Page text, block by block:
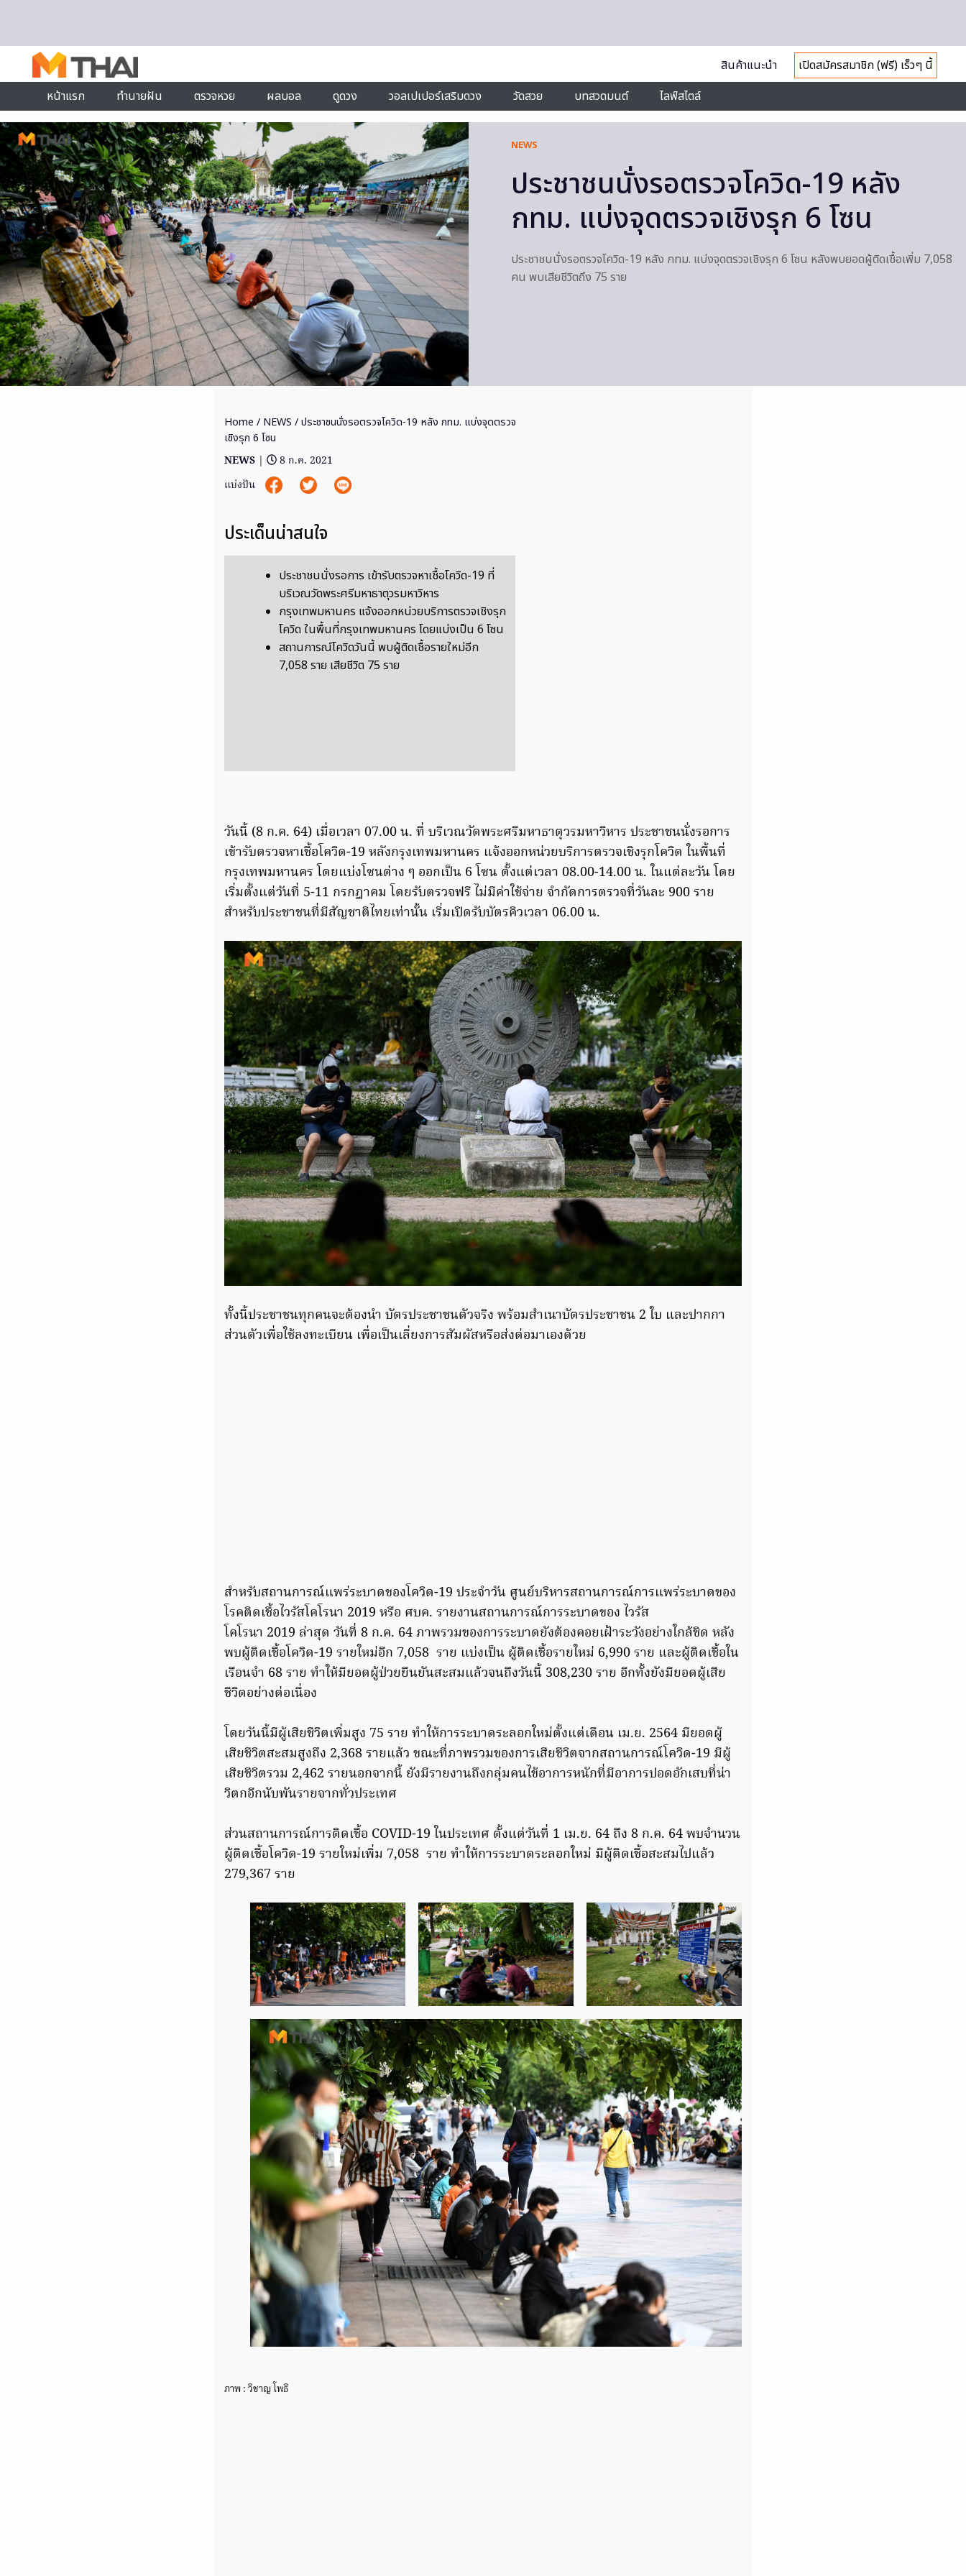
สินค้าแนะนำ
เปิดสมัครสมาชิก (ฟรี) เร็วๆ นี้
หน้าแรก
ทำนายฝัน ตรวจหวย ผลบอล ดูดวง วอลเปเปอร์เสริมดวง วัดสวย บทสวดมนต์ ไลฟ์สไตล์
NEWS
ประชาชนนั่งรอตรวจโควิด-19 หลัง
กทม. แบ่งจุดตรวจเชิงรุก 6 โซน
ประชาชนนั่งรอตรวจโควิด-19 หลัง กทม. แบ่งจุดตรวจเชิงรุก 6 โซน หลังพบยอดผู้ติดเชื้อเพิ่ม 7,058
คน พบเสียชีวิตถึง 75 ราย
Home / NEWS / ประชาชนนั่งรอตรวจโควิด-19 หลัง กทม. แบ่งจุดตรวจ
เชิงรุก 6 โซน
NEWS |
8 ก.ค. 2021
แบ่งปัน
ประเด็นน่าสนใจ
ประชาชนนั่งรอการ เข้ารับตรวจหาเชื้อโควิด-19 ที่
บริเวณวัดพระศรีมหาธาตุวรมหาวิหาร
กรุงเทพมหานคร แจ้งออกหน่วยบริการตรวจเชิงรุก
โควิด ในพื้นที่กรุงเทพมหานคร โดยแบ่งเป็น 6 โซน
สถานการณ์โควิดวันนี้ พบผู้ติดเชื้อรายใหม่อีก
7,058 ราย เสียชีวิต 75 ราย
วันนี้ (8 ก.ค. 64) เมื่อเวลา 07.00 น. ที่ บริเวณวัดพระศรีมหาธาตุวรมหาวิหาร ประชาชนนั่งรอการ
เข้ารับตรวจหาเชื้อโควิด-19 หลังกรุงเทพมหานคร แจ้งออกหน่วยบริการตรวจเชิงรุกโควิด ในพื้นที่
กรุงเทพมหานคร โดยแบ่งโซนต่าง ๆ ออกเป็น 6 โซน ตั้งแต่เวลา 08.00-14.00 น. ในแต่ละวัน โดย
เริ่มตั้งแต่วันที่ 5-11 กรกฎาคม โดยรับตรวจฟรี ไม่มีค่าใช้จ่าย จำกัดการตรวจที่วันละ 900 ราย
สำหรับประชาชนที่มีสัญชาติไทยเท่านั้น เริ่มเปิดรับบัตรคิวเวลา 06.00 น.
ทั้งนี้ประชาชนทุกคนจะต้องนำ บัตรประชาชนตัวจริง พร้อมสำเนาบัตรประชาชน 2 ใบ และปากกา
ส่วนตัวเพื่อใช้ลงทะเบียน เพื่อเป็นเลี่ยงการสัมผัสหรือส่งต่อมาเองด้วย
สำหรับสถานการณ์แพร่ระบาดของโควิด-19 ประจำวัน ศูนย์บริหารสถานการณ์การแพร่ระบาดของ
โรคติดเชื้อไวรัสโคโรนา 2019 หรือ ศบค. รายงานสถานการณ์การระบาดของ ไวรัส
โคโรนา 2019 ล่าสุด วันที่ 8 ก.ค. 64 ภาพรวมของการระบาดยังต้องคอยเฝ้าระวังอย่างใกล้ชิด หลัง
พบผู้ติดเชื้อโควิด-19 รายใหม่อีก 7,058 ราย แบ่งเป็น ผู้ติดเชื้อรายใหม่ 6,990 ราย และผู้ติดเชื้อใน
เรือนจำ 68 ราย ทำให้มียอดผู้ป่วยยืนยันสะสมแล้วจนถึงวันนี้ 308,230 ราย อีกทั้งยังมียอดผู้เสีย
ชีวิตอย่างต่อเนื่อง
โดยวันนี้มีผู้เสียชีวิตเพิ่มสูง 75 ราย ทำให้การระบาดระลอกใหม่ตั้งแต่เดือน เม.ย. 2564 มียอดผู้
เสียชีวิตสะสมสูงถึง 2,368 รายแล้ว ขณะที่ภาพรวมของการเสียชีวิตจากสถานการณ์โควิด-19 มีผู้
เสียชีวิตรวม 2,462 รายนอกจากนี้ ยังมีรายงานถึงกลุ่มคนไข้อาการหนักที่มีอาการปอดอักเสบที่น่า
วิตกอีกนับพันรายจากทั่วประเทศ
ส่วนสถานการณ์การติดเชื้อ COVID-19 ในประเทศ ตั้งแต่วันที่ 1 เม.ย. 64 ถึง 8 ก.ค. 64 พบจำนวน
ผู้ติดเชื้อโควิด-19 รายใหม่เพิ่ม 7,058 ราย ทำให้การระบาดระลอกใหม่ มีผู้ติดเชื้อสะสมไปแล้ว
279,367 ราย
ภาพ : วิชาญ โพธิ